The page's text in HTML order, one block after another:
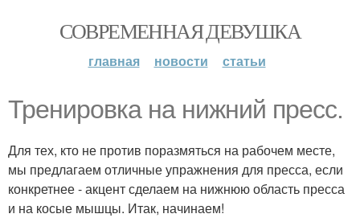
СОВРЕМЕННАЯ ДЕВУШКА
главная новости статьи
Тренировка на нижний пресс.
Для тех, кто не против поразмяться на рабочем месте,
мы предлагаем отличные упражнения для пресса, если
конкретнее - акцент сделаем на нижнюю область пресса
и на косые мышцы. Итак, начинаем!